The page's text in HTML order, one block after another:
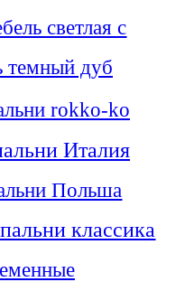
светлая с
темный дуб
rokko-ko
Италия
Польша
классика